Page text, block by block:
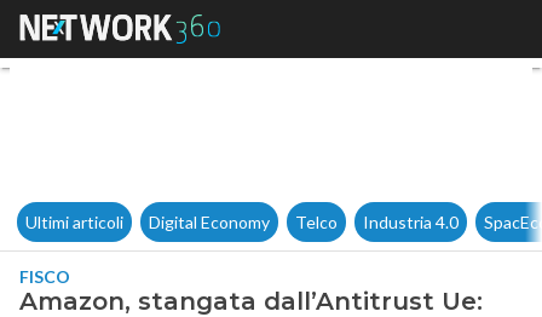
Amazon, stangata
Ultimi articoli Digital Economy Telco Industria 4.0
FISCO
Amazon, stangata dall’Antitrust Ue: